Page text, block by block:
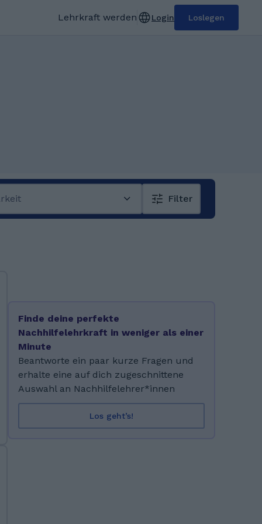
Lehrkraft werden Login Loslegen
Filter
Finde deine perfekte
Nachhilfelehrkraft in weniger als einer
Minute
Beantworte ein paar kurze Fragen und
erhalte eine auf dich zugeschnittene
Auswahl an Nachhilfelehrer*innen
Los geht’s!